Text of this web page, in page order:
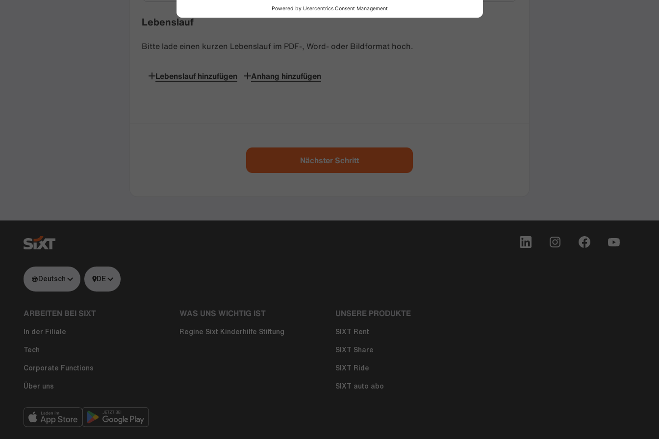
Lebenslauf
Bitte lade einen kurzen Lebenslauf im PDF-, Word- oder Bildformat hoch.
Lebenslauf hinzufügen Anhang hinzufügen
Nächster Schritt
Deutsch DE
ARBEITEN BEI SIXT
In der Filiale
Tech
Corporate Functions
Über uns
WAS UNS WICHTIG IST
Regine Sixt Kinderhilfe Stiftung
UNSERE PRODUKTE
SIXT Rent
SIXT Share
SIXT Ride
SIXT auto abo